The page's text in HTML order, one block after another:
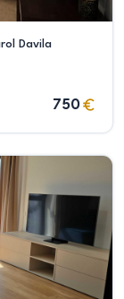
Davila
750